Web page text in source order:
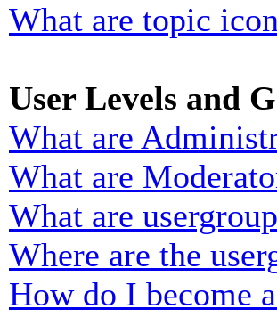
What are topic
User Levels and
What are
What are
What are
Where are the
How do I become